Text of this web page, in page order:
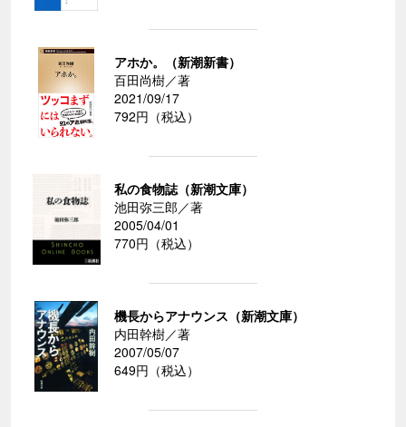
アホか。（新潮新書）
百田尚樹／著
2021/09/17
792円（税込）
私の食物誌（新潮文庫）
池田弥三郎／著
2005/04/01
770円（税込）
機長からアナウンス（新潮文庫）
内田幹樹／著
2007/05/07
649円（税込）